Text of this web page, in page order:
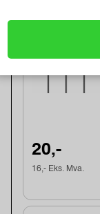
20,-
16,- Eks. Mva.